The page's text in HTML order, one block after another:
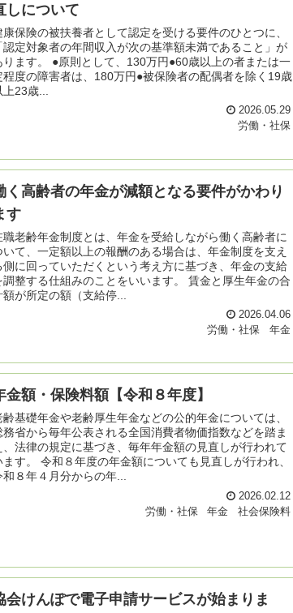
しについて
康保険の被扶養者として認定を受ける要件のひとつに、
認定対象者の年間収入が次の基準額未満であること」が
ります。 ●原則として、130万円●60歳以上の者または一
程度の障害者は、180万円●被保険者の配偶者を除く19歳
上23歳...
2026.05.29
労働・社保
く高齢者の年金が減額となる要件がかわり
す
職老齢年金制度とは、年金を受給しながら働く高齢者に
いて、一定額以上の報酬のある場合は、年金制度を支え
側に回っていただくという考え方に基づき、年金の支給
調整する仕組みのことをいいます。 賃金と厚生年金の合
額が所定の額（支給停...
2026.04.06
労働・社保
年金
金額・保険料額【令和８年度】
齢基礎年金や老齢厚生年金などの公的年金については、
務省から毎年公表される全国消費者物価指数などを踏ま
、法律の規定に基づき、毎年年金額の見直しが行われて
ます。 令和８年度の年金額についても見直しが行われ、
和８年４月分からの年...
2026.02.12
労働・社保
年金 社会保険料
会けんぽで電子申請サービスが始まりま